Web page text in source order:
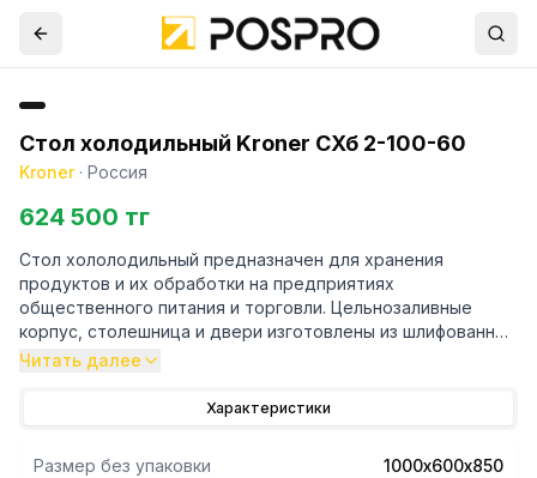
Стол холодильный Kroner СХб 2-100-60
Kroner· Россия
624 500 тг
Стол хололодильный предназначен для хранения
продуктов и их обработки на предприятиях
общественного питания и торговли. Цельнозаливные
корпус, столешница и двери изготовлены из шлифованной
нержавеющей стали и обеспечивают механическую
продолжительный срок эксплуатации изделия
Читать далее
Характеристики
Размер без упаковки 1000х600х850